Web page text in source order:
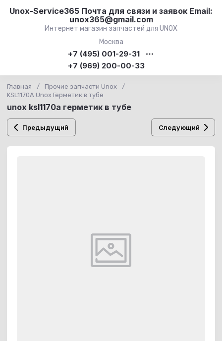
Unox-Service365 Почта для связи и заявок Email:
unox365@gmail.com
Интернет магазин запчастей для UNOX
Москва
+7 (495) 001-29-31
+7 (969) 200-00-33
Главная / Прочие запчасти Unox
/
KSL1170A Unox Герметик в тубе
unox ksl1170a герметик в тубе
Предыдущий Следующий